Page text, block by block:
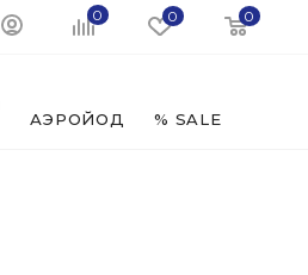
0 0 0
АЭРОЙОД % SALE